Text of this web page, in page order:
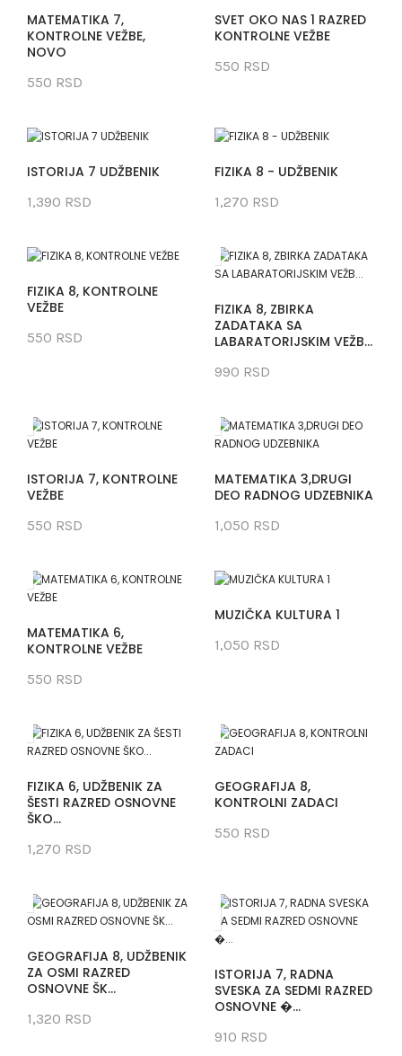
MATEMATIKA 7,
KONTROLNE VEŽBE,
NOVO
550 RSD
SVET OKO NAS 1 RAZRED
KONTROLNE VEŽBE
550 RSD
ISTORIJA 7 UDŽBENIK
1,390 RSD
FIZIKA 8 - UDŽBENIK
1,270 RSD
FIZIKA 8, KONTROLNE
VEŽBE
550 RSD
FIZIKA 8, ZBIRKA
ZADATAKA SA
LABARATORIJSKIM VEŽB...
990 RSD
ISTORIJA 7, KONTROLNE
VEŽBE
550 RSD
MATEMATIKA 3,DRUGI
DEO RADNOG UDZEBNIKA
1,050 RSD
MATEMATIKA 6,
KONTROLNE VEŽBE
550 RSD
MUZIČKA KULTURA 1
1,050 RSD
FIZIKA 6, UDŽBENIK ZA
ŠESTI RAZRED OSNOVNE
ŠKO...
1,270 RSD
GEOGRAFIJA 8,
KONTROLNI ZADACI
550 RSD
GEOGRAFIJA 8, UDŽBENIK
ZA OSMI RAZRED
OSNOVNE ŠK...
1,320 RSD
ISTORIJA 7, RADNA
SVESKA ZA SEDMI RAZRED
OSNOVNE �...
910 RSD